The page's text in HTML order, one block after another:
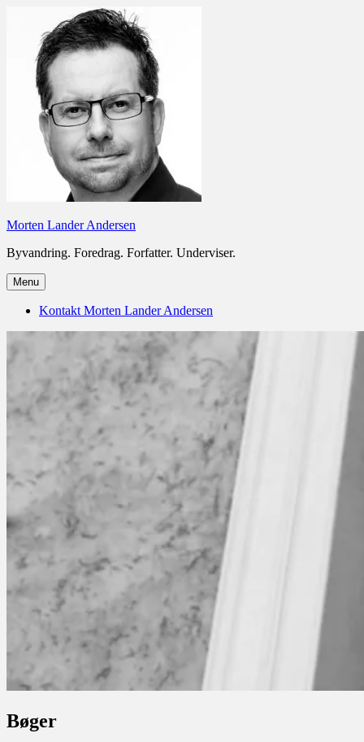
content
Morten Lander Andersen
Byvandring. Foredrag. Forfatter. Underviser.
Menu
Kontakt Morten Lander Andersen
Bøger